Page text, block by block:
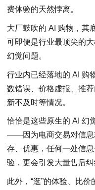
费体验的天然悖离。
大厂鼓吹的 AI 购物，其
可即便是行业最顶尖的
幻觉问题。
行业内已经落地的 AI 购
数错误、价格虚报、推
新不及时等情况。
恰恰是这些原生的 AI 幻
——因为电商交易对信息
存、优惠，任何一处信
验，更会引发大量售后纠
此外，“逛”的体验、比